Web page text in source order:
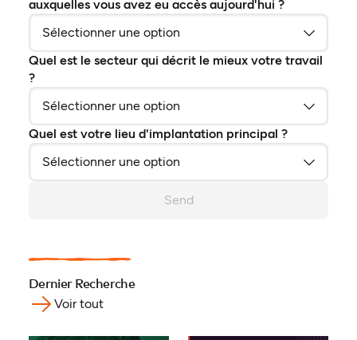
auxquelles vous avez eu accès aujourd'hui ?
Quel est le secteur qui décrit le mieux votre travail
?
Quel est votre lieu d'implantation principal ?
Send
Dernier Recherche
Voir tout